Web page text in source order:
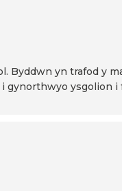
yn trafod y
ysgolion i